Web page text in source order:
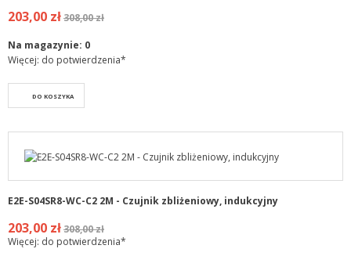
203,00 zł308,00 zł
Na magazynie: 0
Więcej: do potwierdzenia*
DO KOSZYKA
E2E-S04SR8-WC-C2 2M - Czujnik zbliżeniowy, indukcyjny
203,00 zł308,00 zł
Więcej: do potwierdzenia*